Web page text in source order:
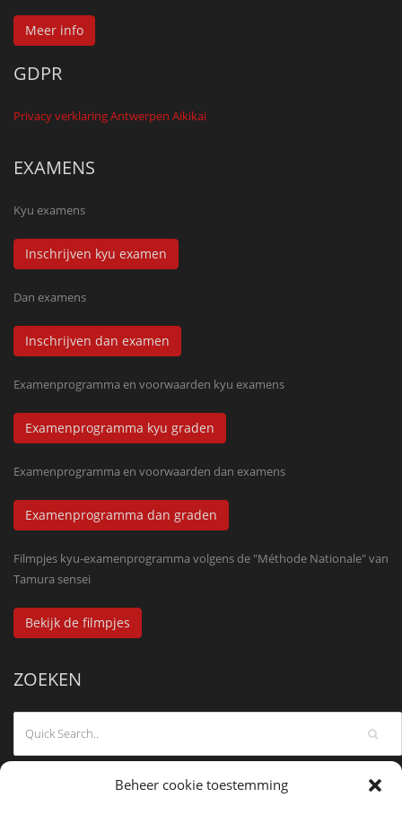
Beheer cookie toestemming
Meer info
GDPR
Privacy verklaring Antwerpen Aikikai
EXAMENS
Kyu examens
Inschrijven kyu examen
Dan examens
Inschrijven dan examen
Examenprogramma en voorwaarden kyu examens
Examenprogramma kyu graden
Examenprogramma en voorwaarden dan examens
Examenprogramma dan graden
Filmpjes kyu-examenprogramma volgens de "Méthode Nationale" van
Tamura sensei
Bekijk de filmpjes
ZOEKEN